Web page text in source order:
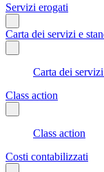
Servizi erogati
Carta dei servizi e
Carta dei
Class action
Class action
Costi contabilizzati